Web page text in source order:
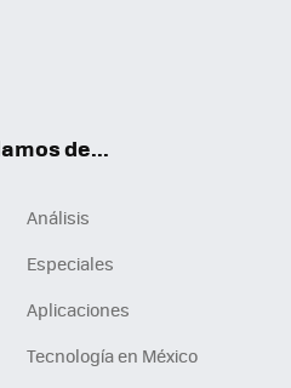
de...
Análisis
Especiales
Aplicaciones
Tecnología en México